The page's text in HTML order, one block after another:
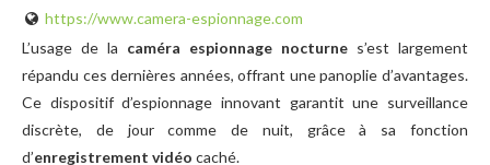
https://www.camera-espionnage.com
L’usage de la caméra espionnage nocturne s’est largement
répandu ces dernières années, offrant une panoplie d’avantages.
Ce dispositif d’espionnage innovant garantit une surveillance
discrète, de jour comme de nuit, grâce à sa fonction
d’enregistrement vidéo caché.